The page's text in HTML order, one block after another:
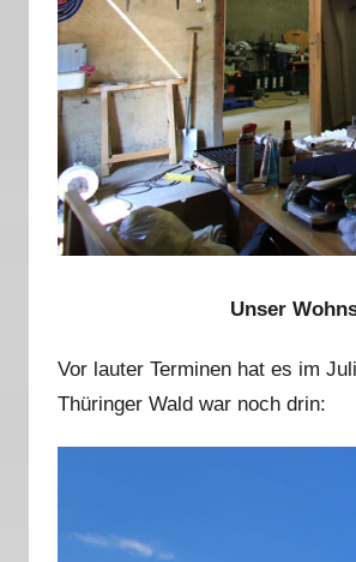
Unser
Vor lauter Terminen hat es im
Thüringer Wald war noch drin: